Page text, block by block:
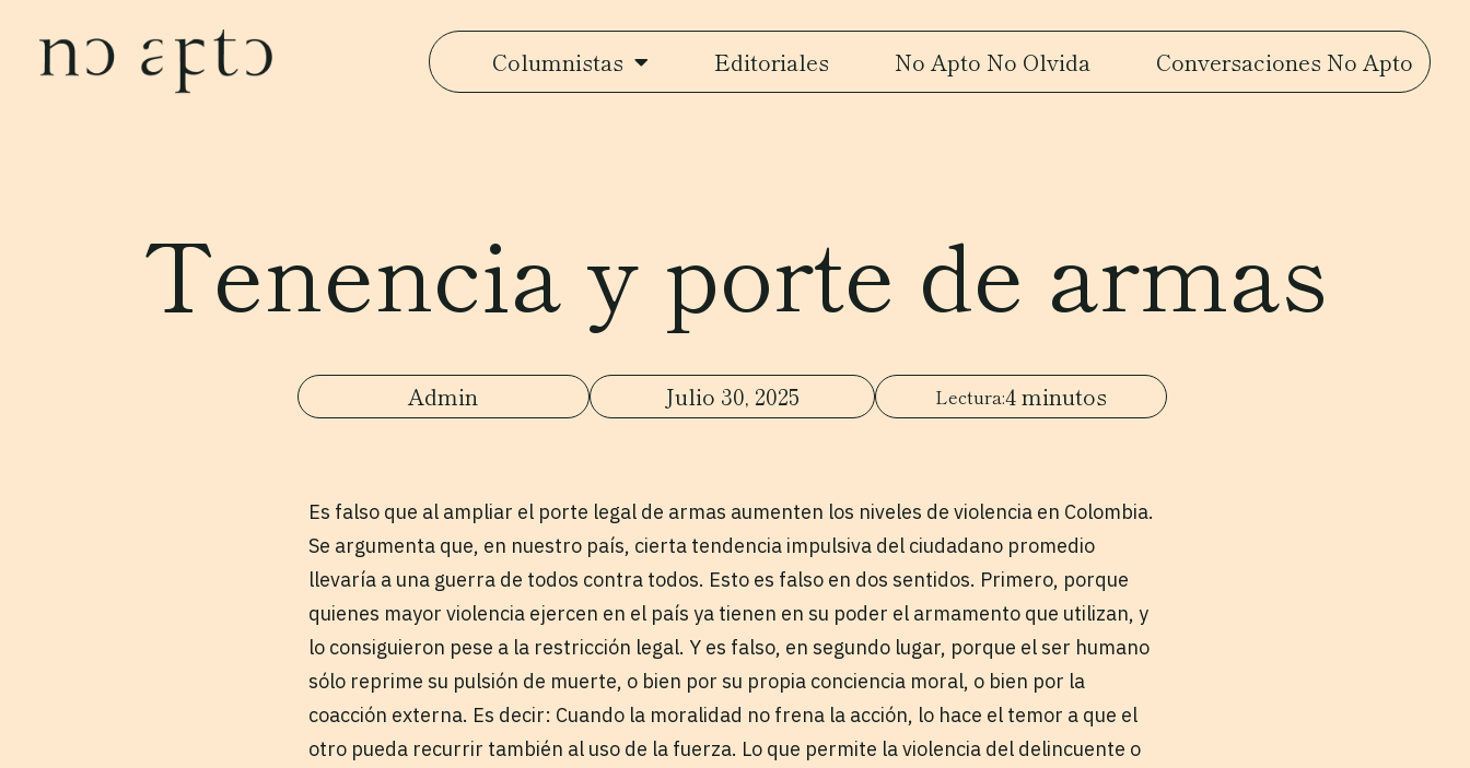
Columnistas Editoriales No Apto No Olvida Conversaciones No Apto
Tenencia y porte de armas
Admin Julio 30, 2025 4 minutos
Es falso que al ampliar el porte legal de armas aumenten los niveles de violencia en Colombia.
Se argumenta que, en nuestro país, cierta tendencia impulsiva del ciudadano promedio
llevaría a una guerra de todos contra todos. Esto es falso en dos sentidos. Primero, porque
quienes mayor violencia ejercen en el país ya tienen en su poder el armamento que utilizan, y
lo consiguieron pese a la restricción legal. Y es falso, en segundo lugar, porque el ser humano
sólo reprime su pulsión de muerte, o bien por su propia conciencia moral, o bien por la
coacción externa. Es decir: Cuando la moralidad no frena la acción, lo hace el temor a que el
otro pueda recurrir también al uso de la fuerza. Lo que permite la violencia del delincuente o